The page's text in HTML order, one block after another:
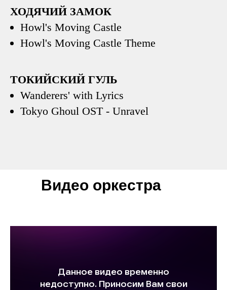
ХОДЯЧИЙ ЗАМОК
Howl's Moving Castle
Howl's Moving Castle Theme
ТОКИЙСКИЙ ГУЛЬ
Wanderers' with Lyrics
Tokyo Ghoul OST - Unravel
Видео оркестра